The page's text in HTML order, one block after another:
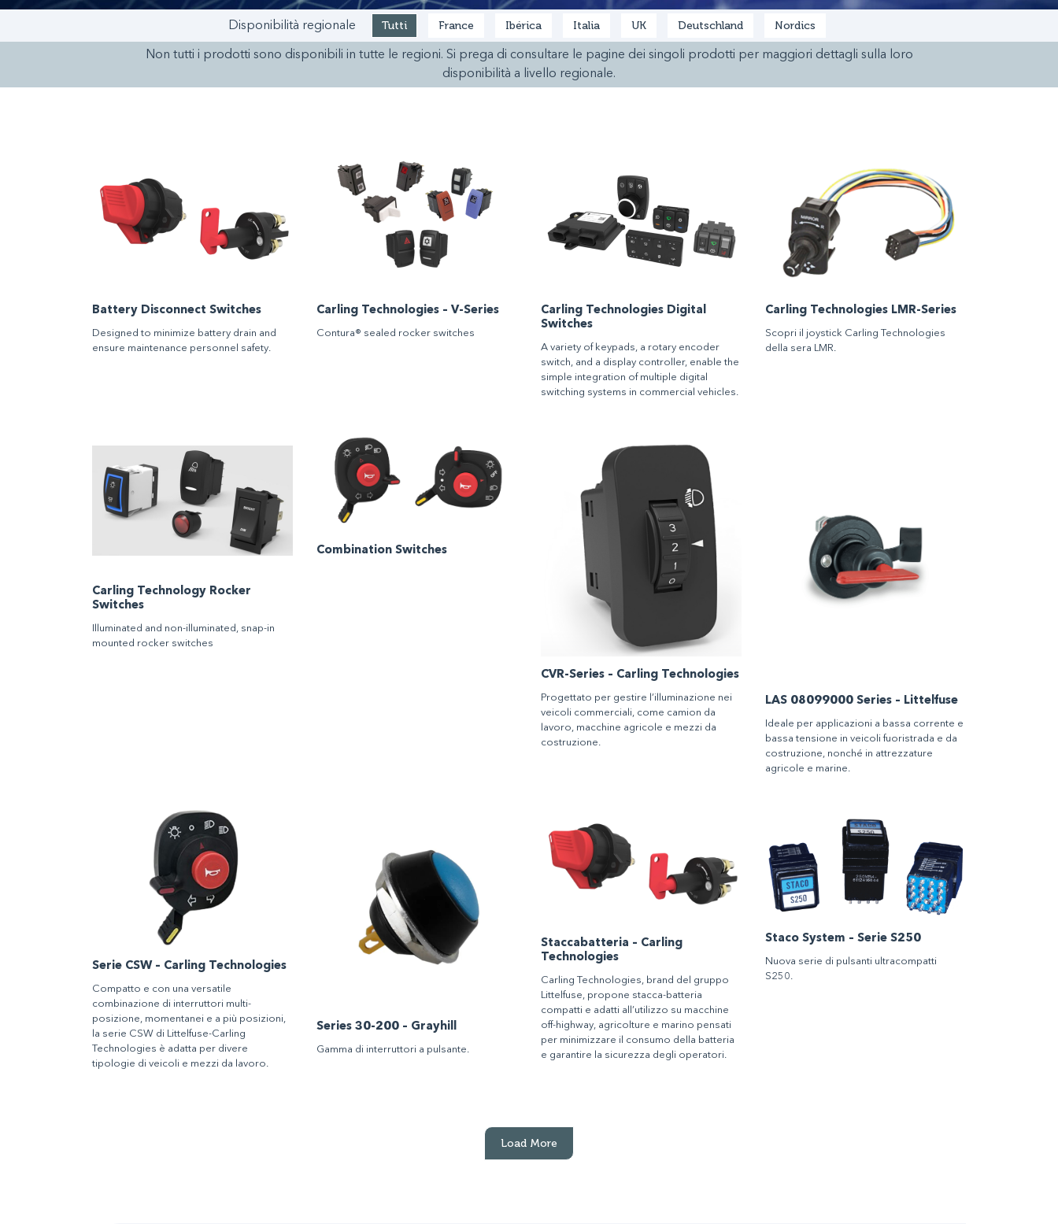
Disponibilità regionale Tutti France Ibérica Italia UK Deutschland Nordics
Non tutti i prodotti sono disponibili in tutte le regioni. Si prega di consultare le pagine dei singoli prodotti per maggiori dettagli sulla loro
disponibilità a livello regionale.
Battery Disconnect Switches
Designed to minimize battery drain and
ensure maintenance personnel safety.
Carling Technologies – V-Series
Contura® sealed rocker switches
Carling Technologies Digital
Switches
A variety of keypads, a rotary encoder
switch, and a display controller, enable the
simple integration of multiple digital
switching systems in commercial vehicles.
Carling Technologies LMR-Series
Scopri il joystick Carling Technologies
della sera LMR.
Carling Technology Rocker
Switches
Illuminated and non-illuminated, snap-in
mounted rocker switches
Combination Switches
CVR-Series – Carling Technologies
Progettato per gestire l’illuminazione nei
veicoli commerciali, come camion da
lavoro, macchine agricole e mezzi da
costruzione.
LAS 08099000 Series – Littelfuse
Ideale per applicazioni a bassa corrente e
bassa tensione in veicoli fuoristrada e da
costruzione, nonché in attrezzature
agricole e marine.
Serie CSW – Carling Technologies
Compatto e con una versatile
combinazione di interruttori multi-
posizione, momentanei e a più posizioni,
la serie CSW di Littelfuse-Carling
Technologies è adatta per divere
tipologie di veicoli e mezzi da lavoro.
Series 30-200 – Grayhill
Gamma di interruttori a pulsante.
Staccabatteria – Carling
Technologies
Carling Technologies, brand del gruppo
Littelfuse, propone stacca-batteria
compatti e adatti all’utilizzo su macchine
off-highway, agricolture e marino pensati
per minimizzare il consumo della batteria
e garantire la sicurezza degli operatori.
Staco System – Serie S250
Nuova serie di pulsanti ultracompatti
S250.
Load More